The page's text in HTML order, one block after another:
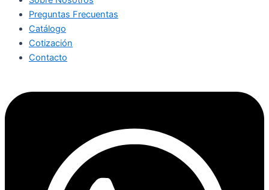
Preguntas Frecuentas
Catálogo
Cotización
Contacto